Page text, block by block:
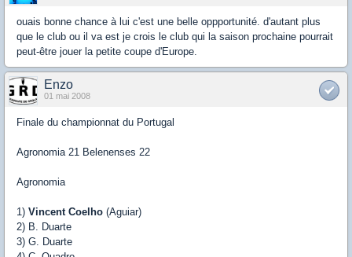
ouais bonne chance à lui c'est une belle oppportunité. d'autant plus
que le club ou il va est je crois le club qui la saison prochaine pourrait
peut-être jouer la petite coupe d'Europe.
Enzo
01 mai 2008
Finale du championnat du Portugal
Agronomia 21 Belenenses 22
Agronomia
1) Vincent Coelho (Aguiar)
2) B. Duarte
3) G. Duarte